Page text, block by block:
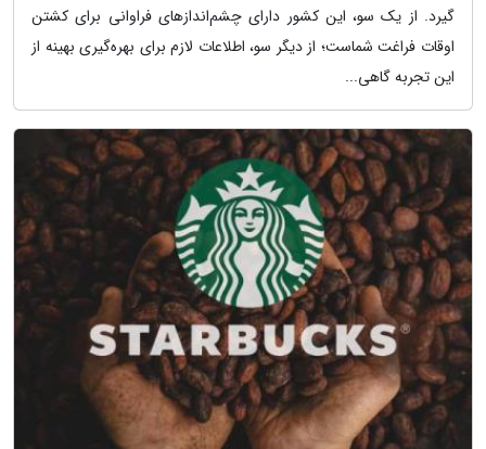
گیرد. از یک سو، این کشور دارای چشم‌اندازهای فراوانی برای کشتن
اوقات فراغت شماست؛ از دیگر سو، اطلاعات لازم برای بهره‌گیری بهینه از
این تجربه گاهی...